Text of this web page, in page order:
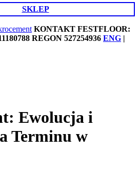
SKLEP
KONTAKT FESTFLOOR:
REGON 527254936 ENG |
Ewolucja i
Terminu w